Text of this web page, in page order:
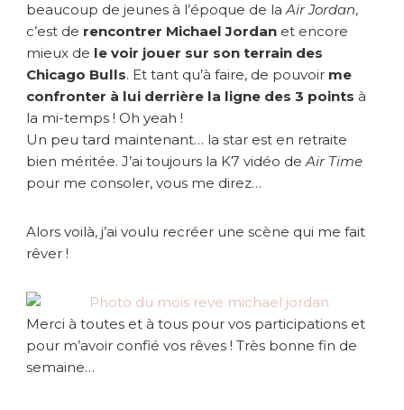
a
i
t
…
beaucoup de jeunes à l’époque de laAir Jordan,
c’est de rencontrer Michael Jordan et encore
mieux de le voir jouer sur son terrain des
Chicago Bulls. Et tant qu’à faire, de pouvoir me
confronter à lui derrière la ligne des 3 points à
la mi-temps ! Oh yeah !
Un peu tard maintenant… la star est en retraite
bien méritée. J’ai toujours la K7 vidéo deAir Time
pour me consoler, vous me direz…
Alors voilà, j’ai voulu recréer une scène qui me fait
rêver !
Merci à toutes et à tous pour vos participations et
pour m’avoir confié vos rêves ! Très bonne fin de
semaine…